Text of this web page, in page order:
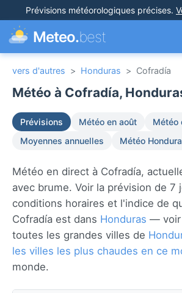
Prévisions météorologiques précises.
Meteo.best
vers d'autres > Honduras > Cofradía
Météo à Cofradía,
Prévisions Météo en août
Météo
Moyennes annuelles
Météo
Météo en direct à Cofradía,
avec brume. Voir la prévision de 7
conditions horaires et l'indice de
Cofradía est dans Honduras — voir
toutes les grandes villes de
les villes les plus chaudes en ce
monde.